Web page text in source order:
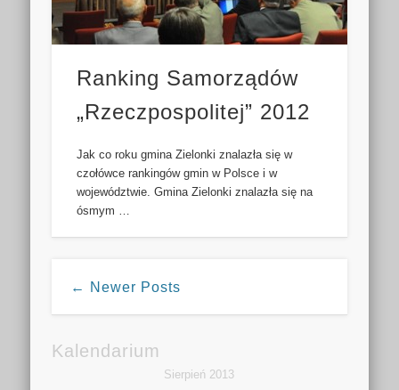
Ranking Samorządów
„Rzeczpospolitej” 2012
Jak co roku gmina Zielonki znalazła się w
czołówce rankingów gmin w Polsce i w
województwie. Gmina Zielonki znalazła się na
ósmym …
← Newer Posts
Kalendarium
Sierpień 2013